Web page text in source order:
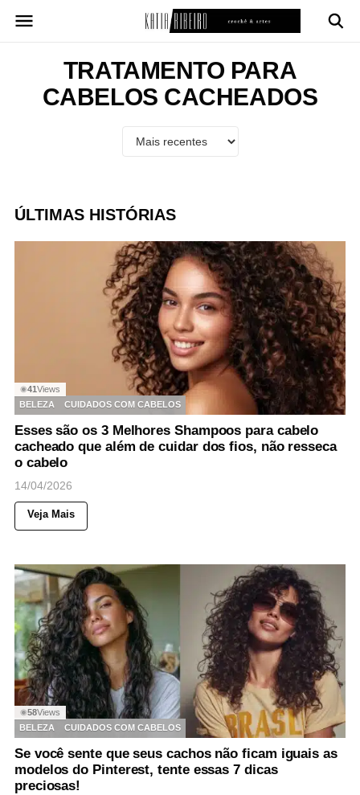
para
TRATAMENTO PARA
CABELOS CACHEADOS
ÚLTIMAS HISTÓRIAS
◉41Views
BELEZA
CUIDADOS COM CABELOS
Esses são os 3 Melhores Shampoos para cabelo
cacheado que além de cuidar dos fios, não resseca
o cabelo
14/04/2026
Veja Mais
◉58Views
BELEZA
CUIDADOS COM CABELOS
Se você sente que seus cachos não ficam iguais as
modelos do Pinterest, tente essas 7 dicas
preciosas!